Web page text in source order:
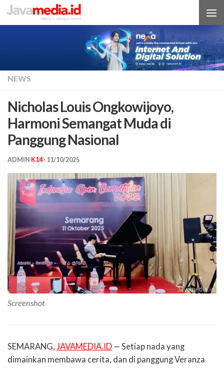
Skip to content
NEWS
Nicholas Louis Ongkowijoyo,
Harmoni Semangat Muda di
Panggung Nasional
ADMIN K14· 11/10/2025
Screenshot
SEMARANG, JAVAMEDIA.ID — Setiap nada yang
dimainkan membawa cerita, dan di panggung Veranza